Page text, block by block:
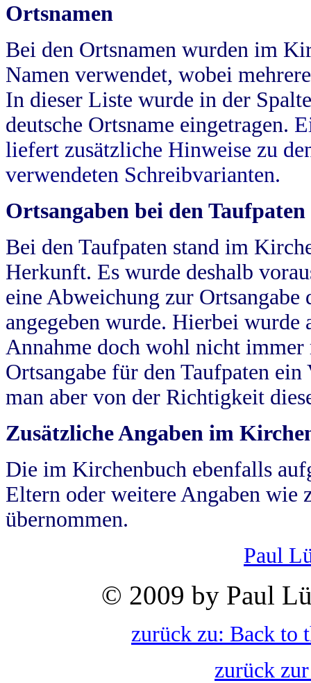
Ortsnamen
Bei den Ortsnamen wurden im
Namen verwendet, wobei
In dieser Liste wurde in der
deutsche Ortsname eingetragen.
liefert zusätzliche Hinweise zu
verwendeten Schreibvarianten.
Ortsangaben bei den Taufpaten
Bei den Taufpaten stand im
Herkunft. Es wurde deshalb
eine Abweichung zur
angegeben wurde. Hierbei wurde
Annahme doch wohl nicht
Ortsangabe für den Taufpaten
man aber von der Richtigkeit
Zusätzliche Angaben im
Die im Kirchenbuch ebenfalls
Eltern oder weitere Angaben wie
übernommen.
Paul
© 2009 by Paul
zurück zu: Back to
zurück